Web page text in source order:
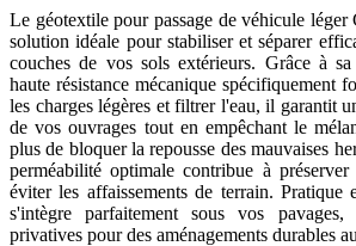
Le géotextile pour passage de véhicule
solution idéale pour stabiliser et séparer
couches de vos sols extérieurs. Grâce à
haute résistance mécanique spécifiquement
les charges légères et filtrer l'eau, il garantit
de vos ouvrages tout en empêchant le
plus de bloquer la repousse des mauvaises
perméabilité optimale contribue à
éviter les affaissements de terrain. Pratique
s'intègre parfaitement sous vos pavages,
privatives pour des aménagements durables